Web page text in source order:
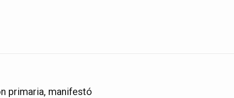
primaria, manifestó